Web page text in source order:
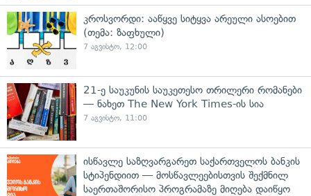
კროსვორდი: ააწყვე სიტყვა არეული ასოებით
(თემა: ზაფხული)
7 აგვისტო, 12:00
21-ე საუკუნის საუკეთესო თრილერი რომანები
— ნახეთ The New York Times-ის სია
7 აგვისტო, 11:00
ისწავლე საზღვარგარეთ საქართველოს ბანკის
სტიპენდიით — მოსწავლეებისთვის შექმნილ
საერთაშორისო პროგრამაზე მიღება დაიწყო